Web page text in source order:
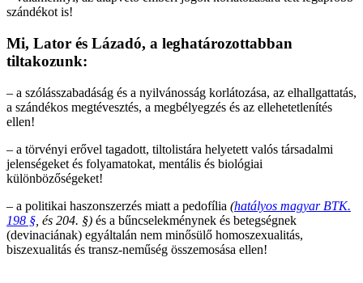
szándékot is!
Mi, Lator és Lázadó, a leghatározottabban
tiltakozunk:
– a szólásszabadáság és a nyilvánosság korlátozása, az elhallgattatás,
a szándékos megtévesztés, a megbélyegzés és az ellehetetlenítés
ellen!
– a törvényi erővel tagadott, tiltolistára helyetett valós társadalmi
jelenségeket és folyamatokat, mentális és biológiai
különbözőségeket!
– a politikai haszonszerzés miatt a pedofília (hatályos magyar BTK.
198 § , és 204. §) és a bűncselekménynek és betegségnek
(devinaciának) egyáltalán nem minősülő homoszexualitás,
biszexualitás és transz-neműség összemosása ellen!